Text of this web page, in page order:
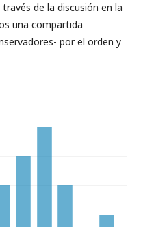
de la discusión en la
una compartida
por el orden y